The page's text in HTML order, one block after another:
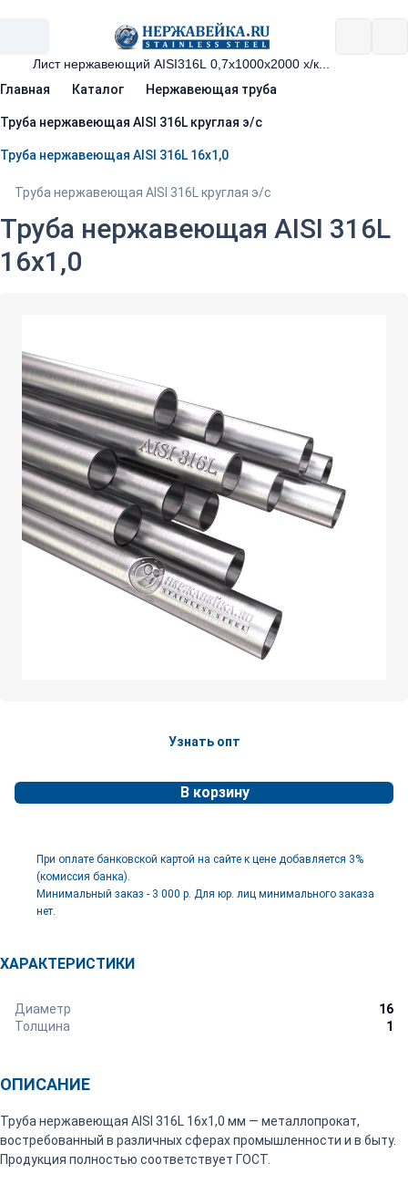
Главная Каталог Нержавеющая труба
Труба нержавеющая AISI 316L круглая э/с
Труба нержавеющая AISI 316L 16х1,0
Труба нержавеющая AISI 316L круглая э/с
Труба нержавеющая AISI 316L
16х1,0
Узнать опт
В корзину
При оплате банковской картой на сайте к цене добавляется 3%
(комиссия банка).
Минимальный заказ - 3 000 р. Для юр. лиц минимального заказа
нет.
ХАРАКТЕРИСТИКИ
Диаметр
16
Толщина
1
ОПИСАНИЕ
Труба нержавеющая AISI 316L 16х1,0 мм — металлопрокат,
востребованный в различных сферах промышленности и в быту.
Продукция полностью соответствует ГОСТ.